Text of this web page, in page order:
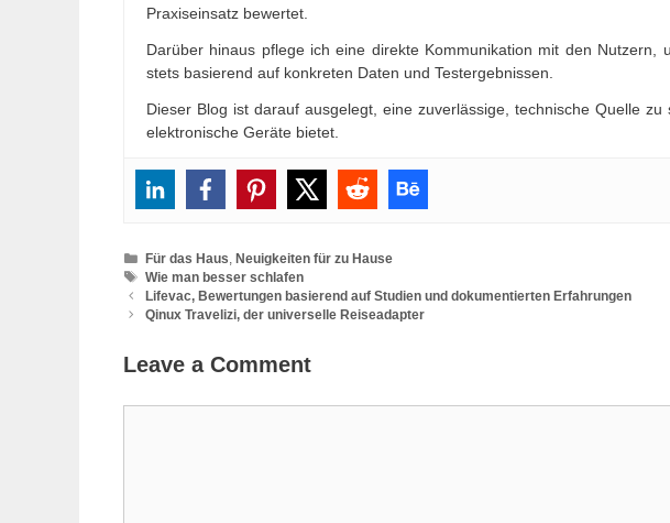
Praxiseinsatz bewertet.
Darüber hinaus pflege ich eine direkte Kommunikation mit den
stets basierend auf konkreten Daten und Testergebnissen.
Dieser Blog ist darauf ausgelegt, eine zuverlässige, technische Quelle
elektronische Geräte bietet.
Categories
Für das Haus ,Neuigkeiten für zu Hause
Tags
Wie man besser schlafen
Lifevac, Bewertungen basierend auf Studien und dokumentierten Erfahrungen
Qinux Travelizi, der universelle Reiseadapter
Leave a Comment